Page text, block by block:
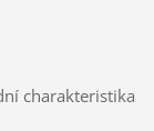
charakteristika